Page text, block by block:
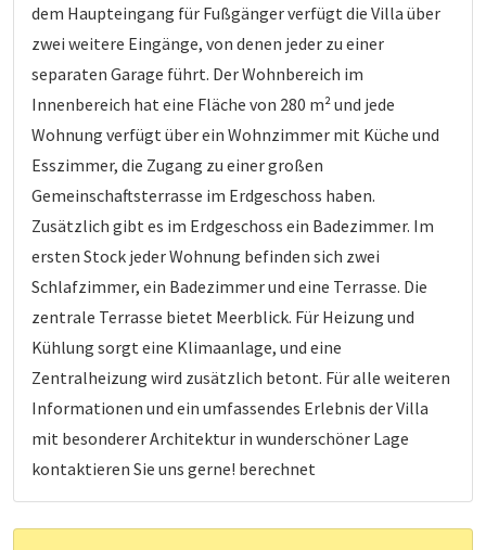
dem Haupteingang für Fußgänger verfügt die Villa über
zwei weitere Eingänge, von denen jeder zu einer
separaten Garage führt. Der Wohnbereich im
Innenbereich hat eine Fläche von 280 m² und jede
Wohnung verfügt über ein Wohnzimmer mit Küche und
Esszimmer, die Zugang zu einer großen
Gemeinschaftsterrasse im Erdgeschoss haben.
Zusätzlich gibt es im Erdgeschoss ein Badezimmer. Im
ersten Stock jeder Wohnung befinden sich zwei
Schlafzimmer, ein Badezimmer und eine Terrasse. Die
zentrale Terrasse bietet Meerblick. Für Heizung und
Kühlung sorgt eine Klimaanlage, und eine
Zentralheizung wird zusätzlich betont. Für alle weiteren
Informationen und ein umfassendes Erlebnis der Villa
mit besonderer Architektur in wunderschöner Lage
kontaktieren Sie uns gerne! berechnet